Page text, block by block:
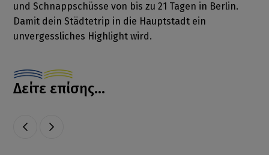
und Schnappschüsse von bis zu 21 Tagen in Berlin.
Damit dein Städtetrip in die Hauptstadt ein
unvergessliches Highlight wird.
Δείτε επίσης...